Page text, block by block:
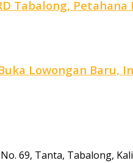
Tabalong,
Lowongan Baru,
69, Tanta, Tabalong,